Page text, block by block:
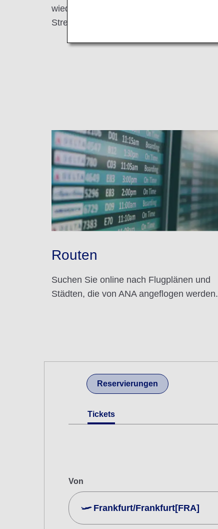
wiederaufgenommenen und ausgesetzten
Strecken an.
Routen
Suchen Sie online nach Flugplänen und
Städten, die von ANA angeflogen werden.
Reservierungen
Tickets
Von
Frankfurt/Frankfurt[FRA]